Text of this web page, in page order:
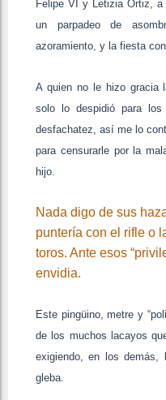
Felipe VI y Letizia Ortiz,
un parpadeo de
azoramiento, y la fiesta
A quien no le hizo gracia
solo lo despidió para
desfachatez, así me lo
para censurarle por la
hijo.
Nada digo de sus
puntería con el rifle o
toros. Ante esos
envidia.
Este pingüino, metre y
de los muchos lacayos
exigiendo, en los
gleba.